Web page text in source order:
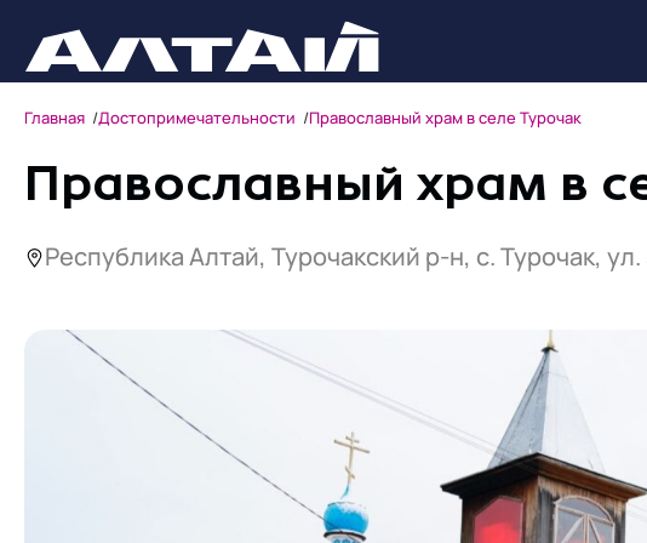
Главная Достопримечательности Православный храм в селе Турочак
Православный храм в
Республика Алтай, Турочакский р-н, с. Турочак, ул.